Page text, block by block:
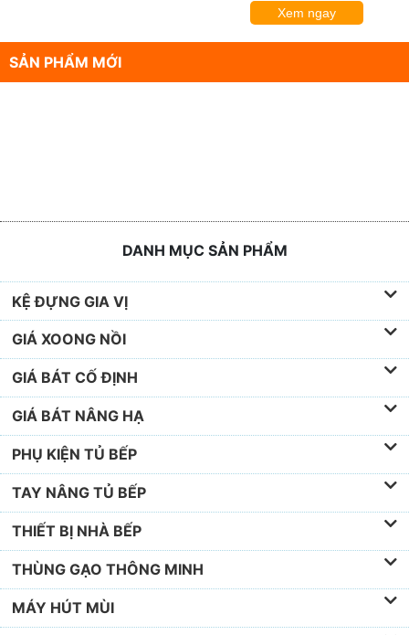
Xem ngay
SẢN PHẨM MỚI
DANH MỤC SẢN PHẨM
KỆ ĐỰNG GIA VỊ
GIÁ XOONG NỒI
GIÁ BÁT CỐ ĐỊNH
GIÁ BÁT NÂNG HẠ
PHỤ KIỆN TỦ BẾP
TAY NÂNG TỦ BẾP
THIẾT BỊ NHÀ BẾP
THÙNG GẠO THÔNG MINH
MÁY HÚT MÙI